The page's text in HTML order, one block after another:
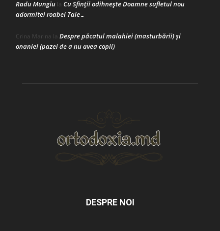
Radu Mungiu la Cu Sfinții odihnește Doamne sufletul nou
adormitei roabei Tale…
Crina Marina la Despre păcatul malahiei (masturbării) şi
onaniei (pazei de a nu avea copii)
DESPRE NOI